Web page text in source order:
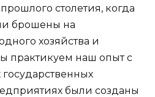
столетия, когда
брошены на
хозяйства и
практикуем наш опыт с
были созданы